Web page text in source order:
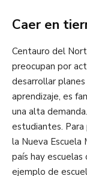
Caer en
Centauro del
preocupan por
desarrollar
aprendizaje, es
una alta
estudiantes.
la Nueva Escuela
país hay
ejemplo de